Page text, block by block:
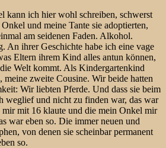
kann ich hier wohl schreiben, schwerst
und meine Tante sie adoptierten,
am seidenen Faden. Alkohol.
An ihrer Geschichte habe ich eine vage
Eltern ihrem Kind alles antun können,
Welt kommt. Als Kindergartenkind
meine zweite Cousine. Wir beide hatten
Wir liebten Pferde. Und dass sie beim
weglief und nicht zu finden war, das war
mir mit 16 klaute und die mein Onkel mir
war eben so. Die immer neuen und
von denen sie scheinbar permanent
so.